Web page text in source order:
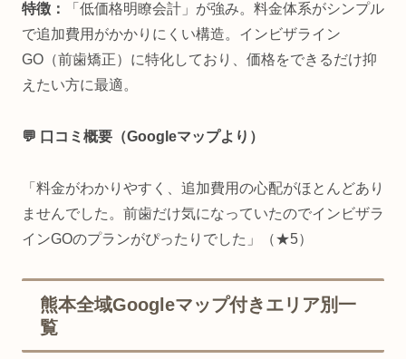
特徴：
「低価格明瞭会計」が強み。料金体系がシンプル
で追加費用がかかりにくい構造。インビザライン
GO（前歯矯正）に特化しており、価格をできるだけ抑
えたい方に最適。
💬 口コミ概要（Googleマップより）
「料金がわかりやすく、追加費用の心配がほとんどあり
ませんでした。前歯だけ気になっていたのでインビザラ
インGOのプランがぴったりでした」（★5）
熊本全域Googleマップ付きエリア別一
覧